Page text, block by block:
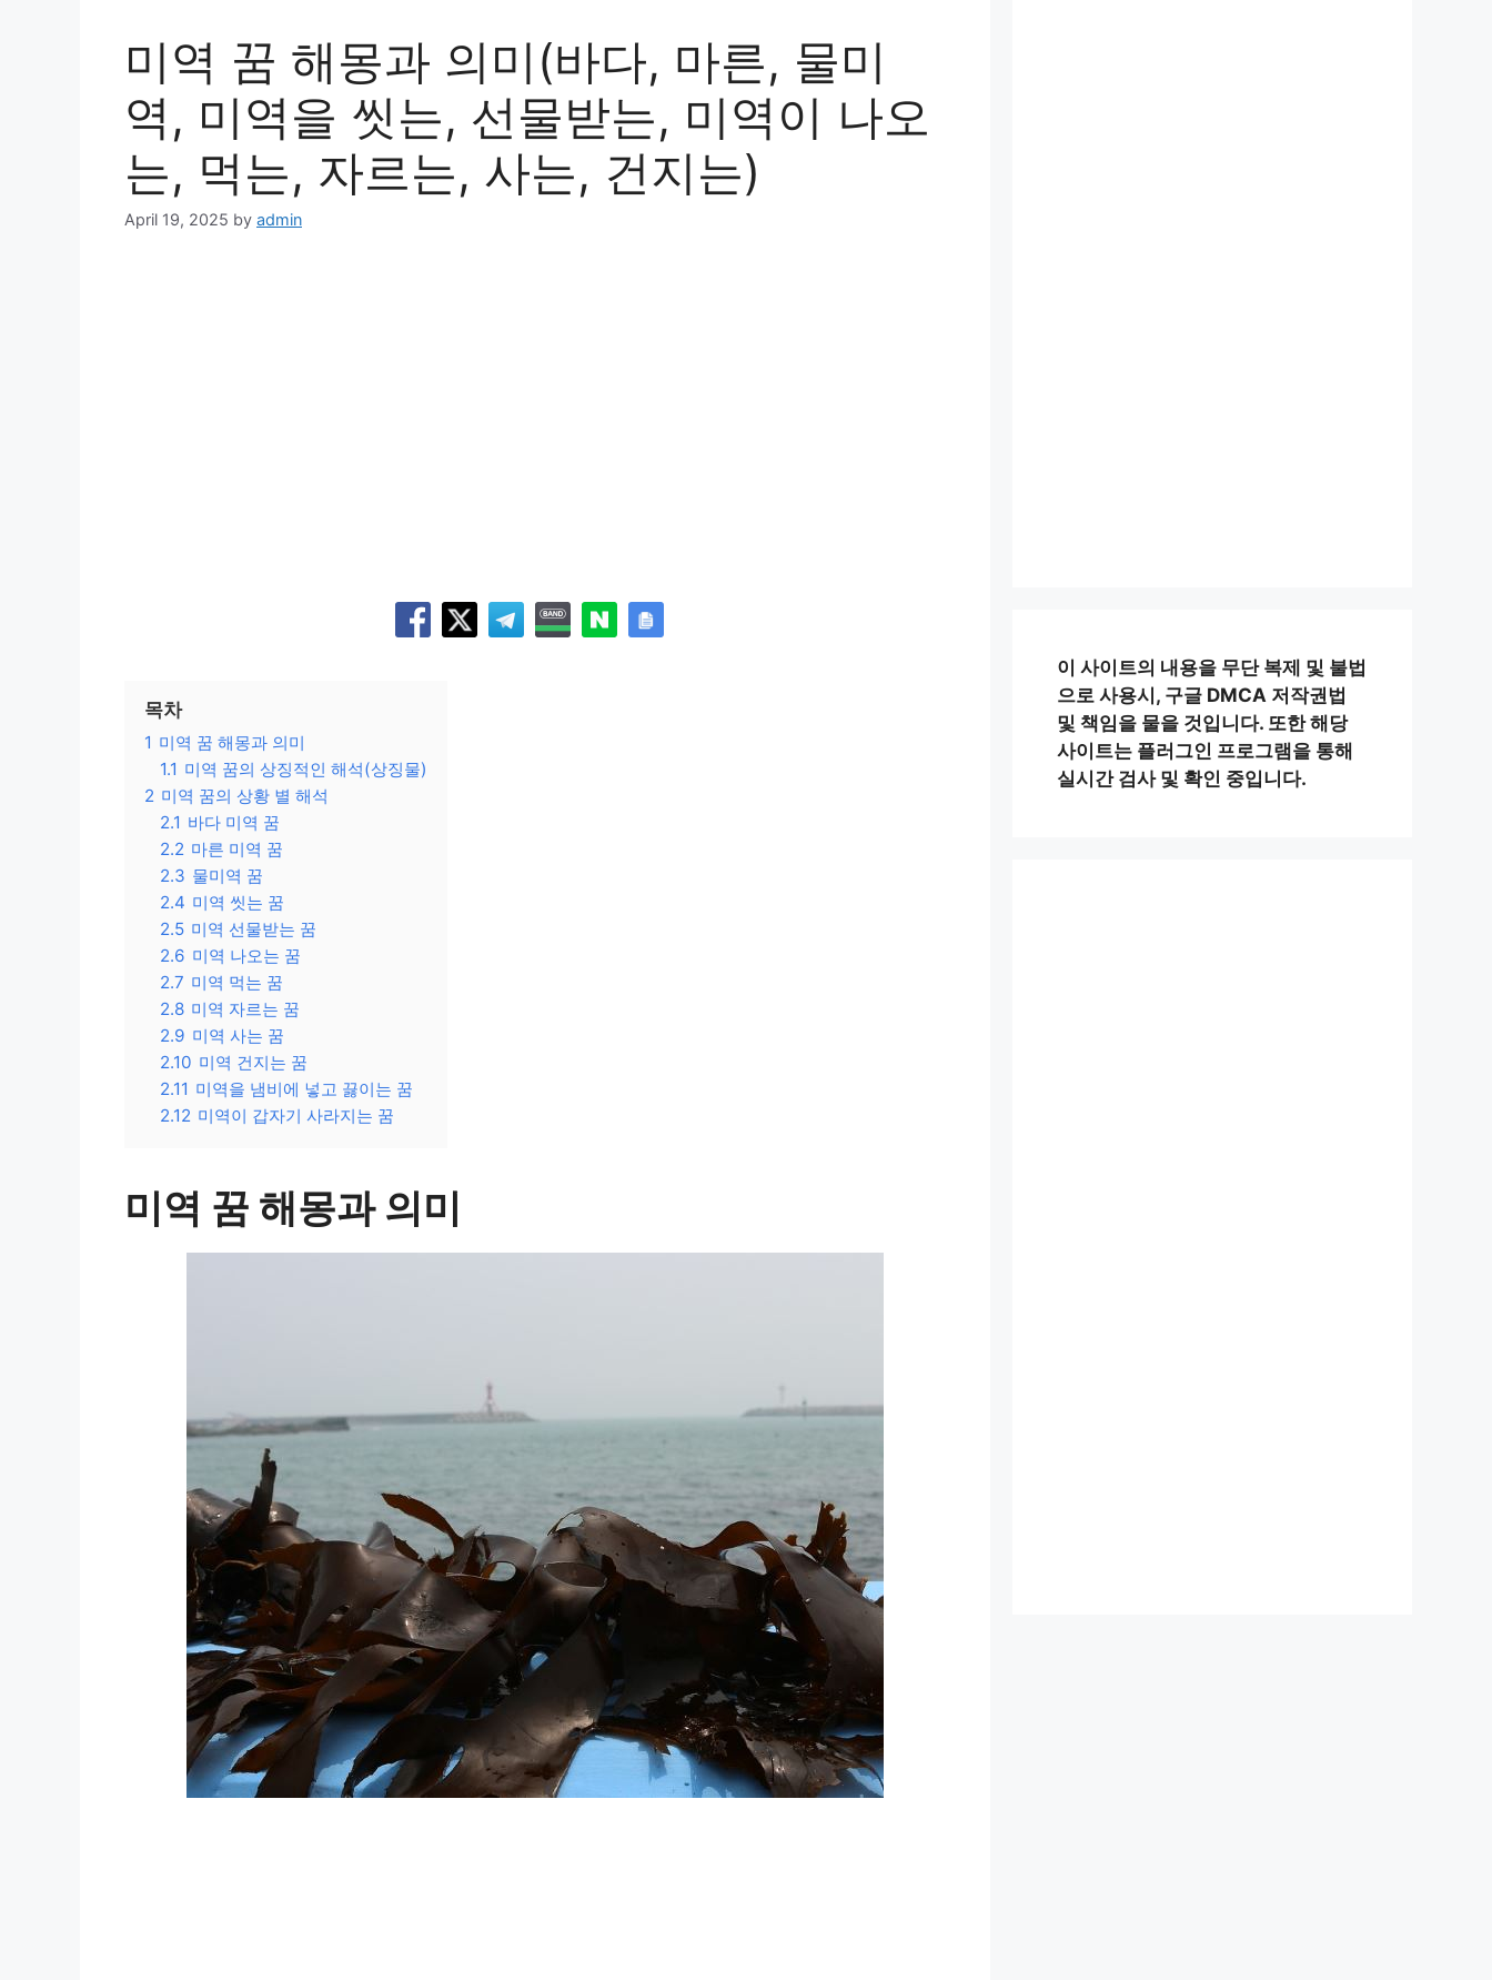
미역 꿈 해몽과 의미(바다, 마른, 물미
역, 미역을 씻는, 선물받는, 미역이 나오
는, 먹는, 자르는, 사는, 건지는)
April 19, 2025 by admin
목차
1 미역 꿈 해몽과 의미
1.1 미역 꿈의 상징적인 해석(상징물)
2 미역 꿈의 상황 별 해석
2.1 바다 미역 꿈
2.2 마른 미역 꿈
2.3 물미역 꿈
2.4 미역 씻는 꿈
2.5 미역 선물받는 꿈
2.6 미역 나오는 꿈
2.7 미역 먹는 꿈
2.8 미역 자르는 꿈
2.9 미역 사는 꿈
2.10 미역 건지는 꿈
2.11 미역을 냄비에 넣고 끓이는 꿈
2.12 미역이 갑자기 사라지는 꿈
미역 꿈 해몽과 의미
이 사이트의 내용을 무단 복제 및 불법
으로 사용시, 구글 DMCA 저작권법
및 책임을 물을 것입니다. 또한 해당
사이트는 플러그인 프로그램을 통해
실시간 검사 및 확인 중입니다.